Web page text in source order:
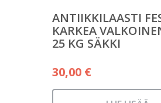
ANTIIKKILAASTI
KARKEA
25 KG SÄKKI
30,00 €